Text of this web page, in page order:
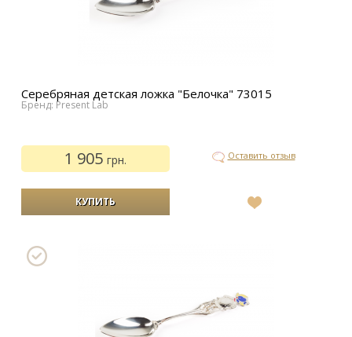
Серебряная детская ложка "Белочка" 73015
Бренд: Present Lab
1 905грн. Оставить отзыв